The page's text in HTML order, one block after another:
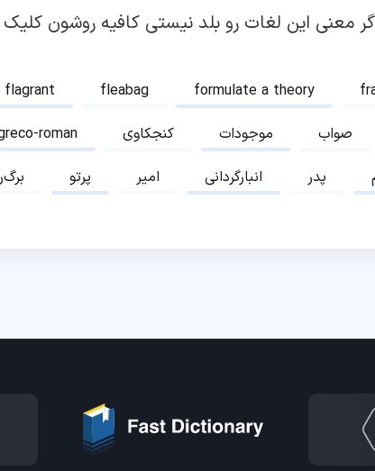
معنی این لغات رو بلد نیستی کافیه روشون
flagrant fleabag formulate a theory
roman کنجکاوی موجودات
صواب
پرتو امیر انبارگردانی پدر